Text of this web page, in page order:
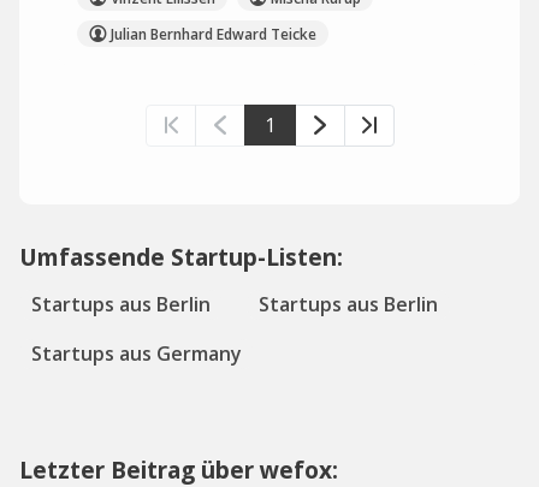
Julian Bernhard Edward Teicke
1
Umfassende Startup-Listen:
Startups aus Berlin
Startups aus Berlin
Startups aus Germany
Letzter Beitrag über wefox: